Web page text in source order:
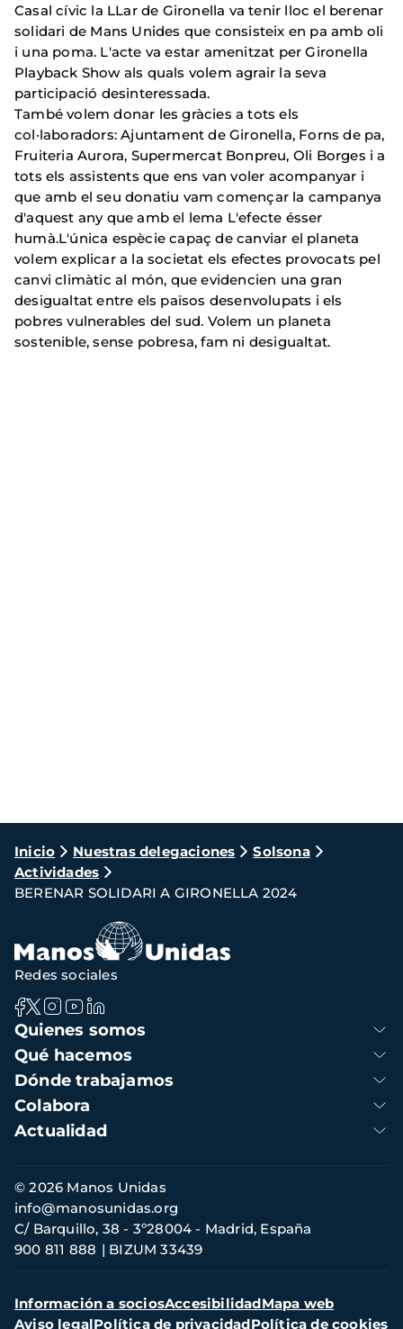
Casal cívic la LLar de Gironella va tenir lloc el berenar
solidari de Mans Unides que consisteix en pa amb oli
i una poma. L'acte va estar amenitzat per Gironella
Playback Show als quals volem agrair la seva
participació desinteressada.
També volem donar les gràcies a tots els
col·laboradors: Ajuntament de Gironella, Forns de pa,
Fruiteria Aurora, Supermercat Bonpreu, Oli Borges i a
tots els assistents que ens van voler acompanyar i
que amb el seu donatiu vam començar la campanya
d'aquest any que amb el lema L'efecte ésser
humà.L'única espècie capaç de canviar el planeta
volem explicar a la societat els efectes provocats pel
canvi climàtic al món, que evidencien una gran
desigualtat entre els països desenvolupats i els
pobres vulnerables del sud. Volem un planeta
sostenible, sense pobresa, fam ni desigualtat.
Ruta
de
navegación
Inicio Nuestras delegaciones
Solsona
Actividades
BERENAR SOLIDARI A GIRONELLA 2024
Navegación
principal
Quienes somos
Qué hacemos
Dónde trabajamos
Colabora
Actualidad
Redes sociales
Información
de
contacto
© 2026 Manos Unidas
C/ Barquillo, 38 - 3º28004 - Madrid, España
900 811 888
BIZUM 33439
info@manosunidas.org
Menú
secundario
Información a sociosAccesibilidadMapa web
Aviso legalPolítica de privacidadPolítica de cookies